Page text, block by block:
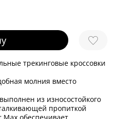
трекинговые кроссовки
молния вместо
из износостойкого
пропиткой